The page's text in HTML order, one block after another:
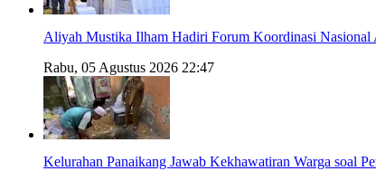
Aliyah Mustika Ilham Hadiri Forum Koordinasi
Rabu, 05 Agustus 2026 22:47
Kelurahan Panaikang Jawab Kekhawatiran Warga soal